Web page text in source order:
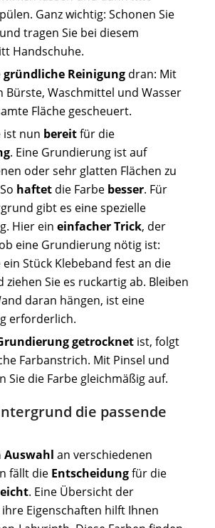
Ganz wichtig: Schonen Sie
tragen Sie bei diesem
Handschuhe.
gründliche Reinigung dran: Mit
Bürste, Waschmittel und Wasser
Fläche gescheuert.
ist nun bereitfür die
. Eine Grundierung ist auf
oder sehr glatten Flächen zu
haftet die Farbe besser. Für
gibt es eine spezielle
Hier ein einfacher Trick, der
eine Grundierung nötig ist:
ein Stück Klebeband fest an die
ziehen Sie es ruckartig ab. Bleiben
daran hängen, ist eine
erforderlich.
getrocknetist, folgt
Farbanstrich. Mit Pinsel und
Sie die Farbe gleichmäßig auf.
die passende
Auswahl an verschiedenen
fällt die Entscheidungfür die
. Eine Übersicht der
Eigenschaften hilft Ihnen